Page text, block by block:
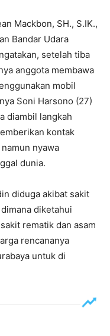
Mackbon, SH., S.IK.,
Bandar Udara
setelah tiba
anggota membawa
mobil
Soni Harsono (27)
diambil langkah
kontak
nyawa
dunia.
diduga akibat sakit
diketahui
rematik dan asam
rencananya
untuk di